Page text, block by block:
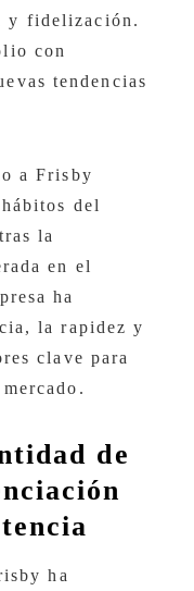
y fidelización.
con
tendencias
a Frisby
del
la
en el
ha
la rapidez y
clave para
de
ha